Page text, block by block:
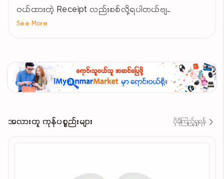
ဝယ်ထားတဲ့ Receipt လည်းစစ်လို့ရပါတယ်ဗျ
Price(Nego)
See More
အလားတူ ကုန်ပစ္စည်းများ ပိုမိုကြည့်ရှုရန်